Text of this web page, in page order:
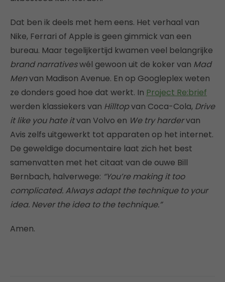
Dat ben ik deels met hem eens. Het verhaal van
Nike, Ferrari of Apple is geen gimmick van een
bureau. Maar tegelijkertijd kwamen veel belangrijke
brand narrativeswél gewoon uit de koker van Mad
Menvan Madison Avenue. En op Googleplex weten
ze donders goed hoe dat werkt. In Project Re:brief
werden klassiekers van Hilltopvan Coca-Cola, Drive
it like you hate itvan Volvo en We try hardervan
Avis zelfs uitgewerkt tot apparaten op het internet.
De geweldige documentaire laat zich het best
samenvatten met het citaat van de ouwe Bill
Bernbach, halverwege: “You’re making it too
complicated. Always adapt the technique to your
idea. Never the idea to the technique.”
Amen.